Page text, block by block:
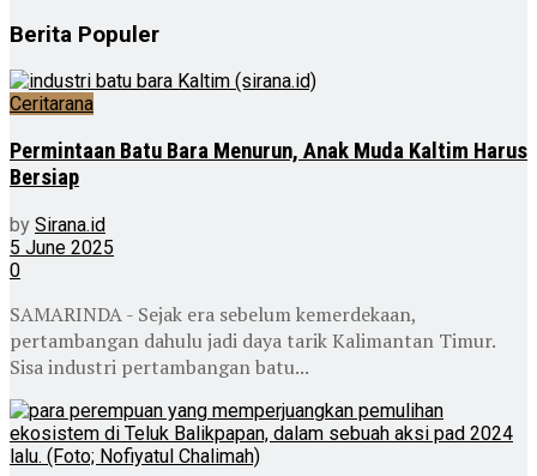
Berita Populer
Ceritarana
Permintaan Batu Bara Menurun, Anak Muda Kaltim Harus
Bersiap
by Sirana.id
5 June 2025
0
SAMARINDA - Sejak era sebelum kemerdekaan,
pertambangan dahulu jadi daya tarik Kalimantan Timur.
Sisa industri pertambangan batu...